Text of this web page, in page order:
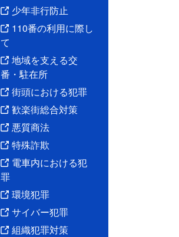
少年非行防止
110番の利用に際し
て
地域を支える交
番・駐在所
街頭における犯罪
歓楽街総合対策
悪質商法
特殊詐欺
電車内における犯
罪
環境犯罪
サイバー犯罪
組織犯罪対策